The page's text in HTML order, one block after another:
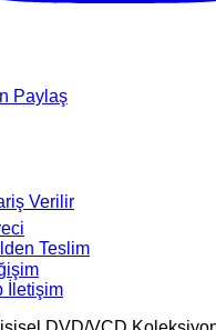
Paylaş
Verilir
Teslim
İletişim